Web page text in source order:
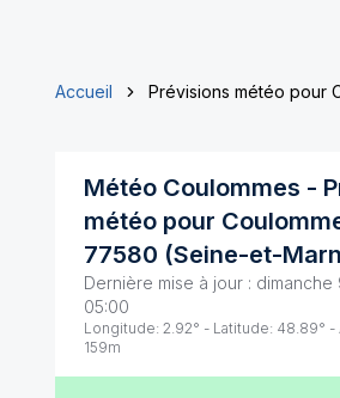
Accueil Prévisions météo pour
Météo Coulommes -
météo pour
77580 (Seine-et-
Dernière mise à jour : dimanche
05:00
Longitude: 2.92° - Latitude: 48.89° -
159m